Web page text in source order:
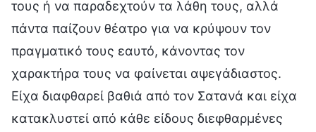
τους ή να παραδεχτούν τα λάθη τους, αλλά
πάντα παίζουν θέατρο για να κρύψουν τον
πραγματικό τους εαυτό, κάνοντας τον
χαρακτήρα τους να φαίνεται αψεγάδιαστος.
Είχα διαφθαρεί βαθιά από τον Σατανά και είχα
κατακλυστεί από κάθε είδους διεφθαρμένες